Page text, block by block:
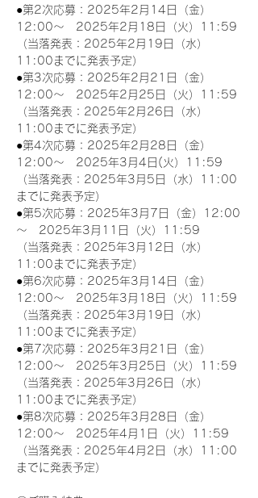
●第2次応募：2025年2月14日（金）
12:00～　2025年2月18日（火）11:59
（当落発表：2025年2月19日（水）
11:00までに発表予定）
●第3次応募：2025年2月21日（金）
12:00～　2025年2月25日（火）11:59
（当落発表：2025年2月26日（水）
11:00までに発表予定）
●第4次応募：2025年2月28日（金）
12:00～　2025年3月4日(火）11:59
（当落発表：2025年3月5日（水）11:00
までに発表予定）
●第5次応募：2025年3月7日（金）12:00
～　2025年3月11日（火）11:59
（当落発表：2025年3月12日（水）
11:00までに発表予定）
●第6次応募：2025年3月14日（金）
12:00～　2025年3月18日（火）11:59
（当落発表：2025年3月19日（水）
11:00までに発表予定）
●第7次応募：2025年3月21日（金）
12:00～　2025年3月25日（火）11:59
（当落発表：2025年3月26日（水）
11:00までに発表予定）
●第8次応募：2025年3月28日（金）
12:00～　2025年4月1日（火）11:59
（当落発表：2025年4月2日（水）11:00
までに発表予定）